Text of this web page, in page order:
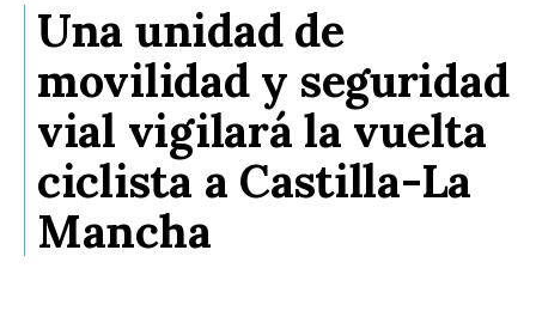
Una unidad de
movilidad y seguridad
vial vigilará la vuelta
ciclista a Castilla-La
Mancha